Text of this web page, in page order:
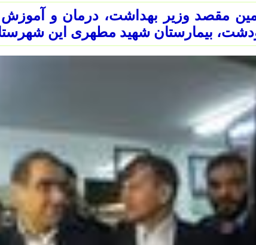
مقصد وزیر بهداشت، درمان و
بیمارستان شهید مطهری این